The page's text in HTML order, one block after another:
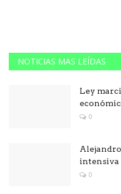
NOTICIAS MAS LEÍDAS
Ley
0
intensiva
0